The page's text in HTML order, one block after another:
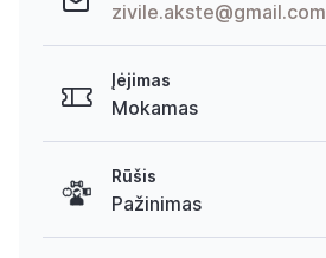
zivile.akste@gmail.com
Įėjimas
Mokamas
Rūšis
Pažinimas